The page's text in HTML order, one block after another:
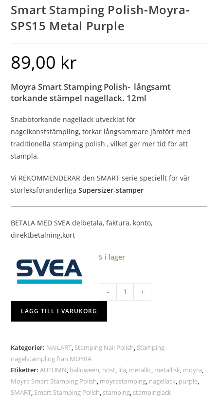
Smart Stamping Polish-Moyra-
SPS15 Metal Purple
89,00 kr
Moyra Smart Stamping Polish- långsamt
torkande stämpel nagellack. 12ml
Snabbtorkande nagellack utvecklat för
nagelkonststämpling, torkar långsammare jämfört med
traditionella stamping polish , vilket ger mer tid för att
stämpla.
Vi REKOMMENDERAR den SMART serie speciellt för vår
storleksföränderligaSupersizer-stamper
BETALA MED SVEA delbetala, faktura, konto,
direktbetalning,kort
5 i lager
- +
LÄGG TILL I VARUKORG
Kategorier: NAILART, Stamping Nail Polish, Stamping-
nagelstämpling från MOYRA
Etiketter:AUTUMN, halloween, höst, lila, metallic, metallisk, moyra,
Moyra Smart Stamping Polish, moyrastamping, nagellack, purple,
SMART, Smart Stamping Polish, stamping, stampinglack